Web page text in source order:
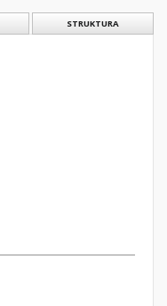
STRUKTURA